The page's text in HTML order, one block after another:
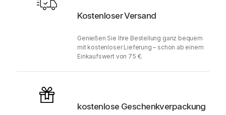
Kostenloser Versand
Genießen Sie Ihre Bestellung ganz bequem
mit kostenloser Lieferung – schon ab einem
Einkaufswert von 75 €.
kostenlose Geschenkverpackung